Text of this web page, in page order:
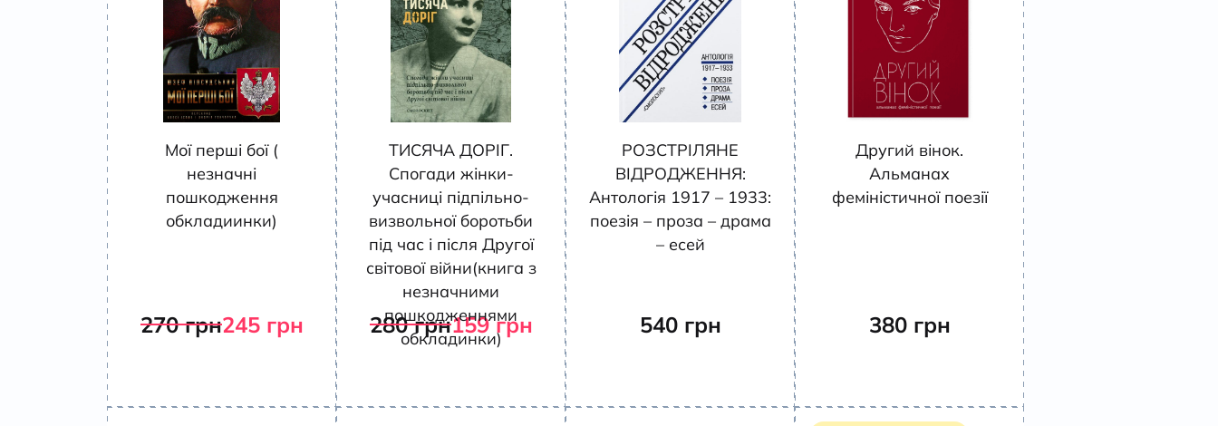
Мої перші бої (
незначні
пошкодження
обкладиинки)
270грн245 грн
ТИСЯЧА ДОРІГ.
Спогади жінки-
учасниці підпільно-
визвольної боротьби
під час і після Другої
світової війни(книга з
незначними
пошкодженнями
обкладинки)
280грн159грн
РОЗСТРІЛЯНЕ
ВІДРОДЖЕННЯ:
Антологія 1917 – 1933:
поезія – проза – драма
– есей
540 грн
Другий вінок.
Альманах
феміністичної поезії
380 грн